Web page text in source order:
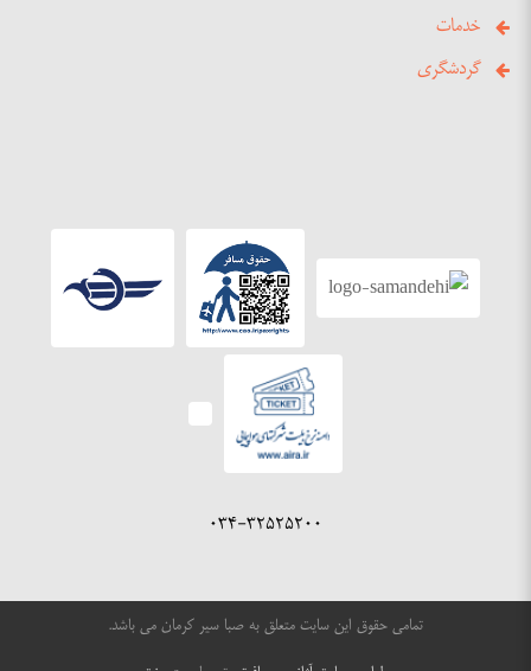
خدمات
گردشگری
۰۳۴-۳۲۵۲۵۲۰۰
تمامی حقوق این سایت متعلق به صبا سیر کرمان می باشد.